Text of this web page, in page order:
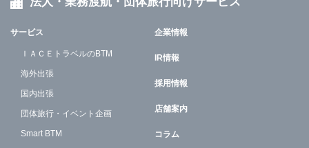
サービス
ＩＡＣＥトラベルのBTM
海外出張
国内出張
団体旅行・イベント企画
Smart BTM
企業情報
IR情報
採用情報
店舗案内
コラム